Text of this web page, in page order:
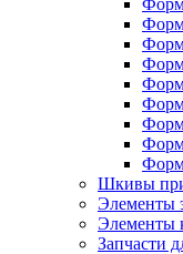
Шкивы
Элементы
Элементы
Запчасти